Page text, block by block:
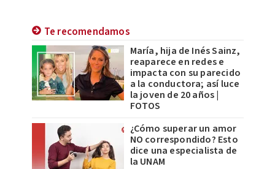
Te recomendamos
María, hija de Inés Sainz,
reaparece en redes e
impacta con su parecido
a la conductora; así luce
la joven de 20 años |
FOTOS
¿Cómo superar un amor
NO correspondido? Esto
dice una especialista de
la UNAM